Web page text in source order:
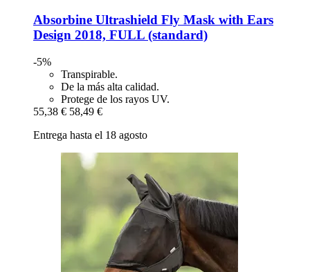
Absorbine Ultrashield Fly Mask with Ears
Design 2018, FULL (standard)
-5%
Transpirable.
De la más alta calidad.
Protege de los rayos UV.
55,38 € 58,49 €
Entrega hasta el 18 agosto